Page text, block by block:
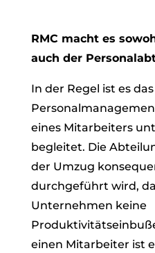
RMC macht es
auch der
In der Regel ist es das
eines Mitarbeiters
begleitet. Die
der Umzug
durchgeführt wird,
Unternehmen keine
einen Mitarbeiter ist